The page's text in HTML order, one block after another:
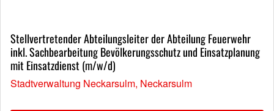
Stellvertretender Abteilungsleiter der Abteilung Feuerwehr
inkl. Sachbearbeitung Bevölkerungsschutz und Einsatzplanung
mit Einsatzdienst (m/w/d)
Stadtverwaltung Neckarsulm, Neckarsulm